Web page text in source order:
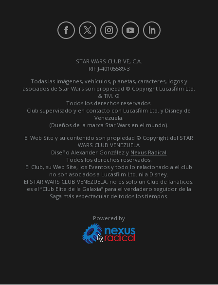
STAR WARS CLUB VE, C.A.
RIF J-40105589-3
Todas las imágenes, vehículos, planetas, caracteres, logos y
asociados de Star Wars son propiedad © Copyright Lucasfilm Ltd.
& TM. ®
Todos los derechos reservados.
Club supervisado y en contacto con Lucasfilm Ltd. y Disney de
Venezuela.
(Dueños de la marca Star Wars en el mundo).
El Web Site y su contenido son propiedad © Copyright del STAR
WARS CLUB VENEZUELA
Diseño Alexander González y Nexus Radical
Todos los derechos reservados.
El Club, su Web Site, los Eventos y todo lo relacionado a el club
no son asociados a Lucasfilm Ltd. ni a Disney.
El STAR WARS CLUB VENEZUELA, no es solo un Club de fanáticos,
es el “Club Elite de la Galaxia” para el verdadero seguidor de la
Saga más espectacular de todos los tiempos.
Powered by